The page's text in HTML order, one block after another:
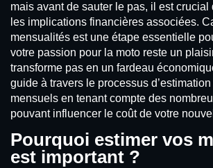
mais avant de sauter le pas, il est crucial
les implications financières associées.
mensualités est une étape essentielle
votre passion pour la moto reste un
transforme pas en un fardeau
guide à travers le processus
mensuels en tenant compte des
pouvant influencer le coût de votre
Pourquoi estimer vos
est important ?